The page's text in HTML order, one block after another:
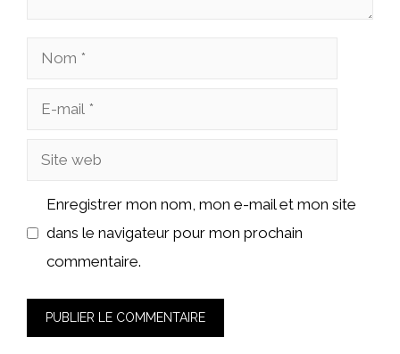
Nom
Site
Enregistrer mon nom, mon e-mail et mon site
dans le navigateur pour mon prochain
commentaire.